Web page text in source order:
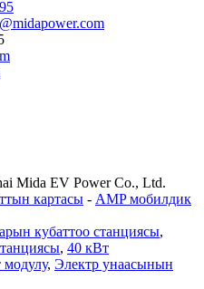
Mida EV Power Co., Ltd.
картасы - AMP мобилдик
кубаттоо станциясы,
, 40 кВт
модулу, Электр унаасынын